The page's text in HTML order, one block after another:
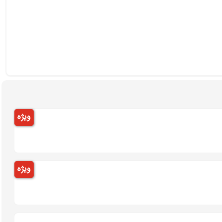
ویژه
ویژه